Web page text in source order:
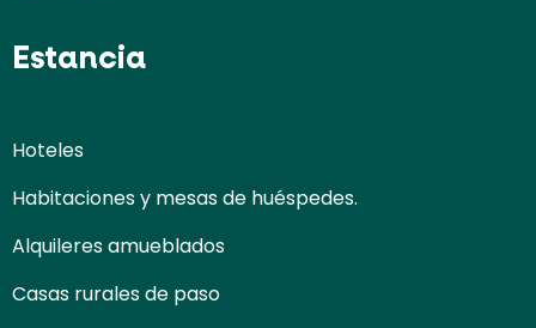
Estancia
Hoteles
Habitaciones y mesas de huéspedes.
Alquileres amueblados
Casas rurales de paso